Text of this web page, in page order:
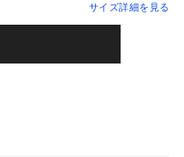
サイズ詳細を見る